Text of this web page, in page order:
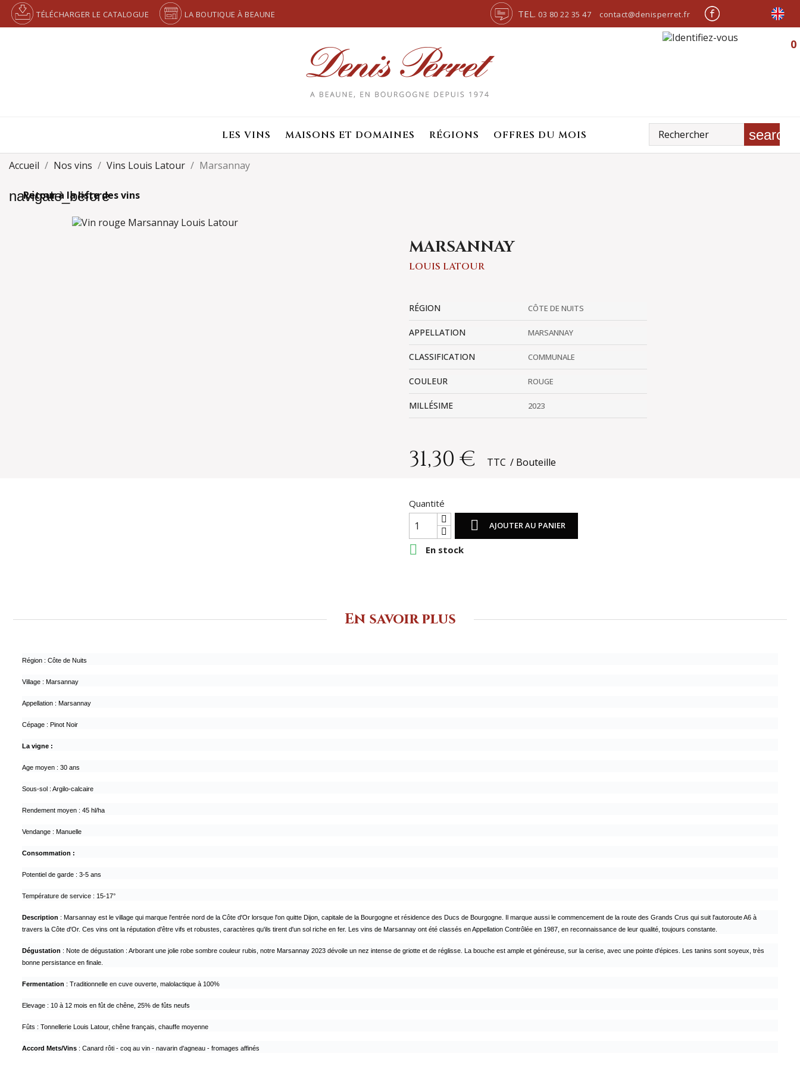
TÉLÉCHARGER LE CATALOGUE LA BOUTIQUE À BEAUNE TEL. 03 80 22 35 47 contact@denisperret.fr
0
LES VINS MAISONS ET DOMAINES RÉGIONS OFFRES DU MOIS search
Accueil Nos vins Vins Louis Latour Marsannay
navigate_before
Retour à la liste des vins
MARSANNAY
LOUIS LATOUR
RÉGION CÔTE DE NUITS
APPELLATION MARSANNAY
CLASSIFICATION COMMUNALE
COULEUR ROUGE
MILLÉSIME 2023
31,30 € TTC Bouteille
Quantité
 AJOUTER AU PANIER
 En stock
En savoir plus
Région : Côte de Nuits
Village : Marsannay
Appellation : Marsannay
Cépage : Pinot Noir
La vigne :
Age moyen : 30 ans
Sous-sol : Argilo-calcaire
Rendement moyen : 45 hl/ha
Vendange : Manuelle
Consommation :
Potentiel de garde : 3-5 ans
Température de service : 15-17°
Description : Marsannay est le village qui marque l'entrée nord de la Côte d'Or lorsque l'on quitte Dijon, capitale de la Bourgogne et résidence des Ducs de Bourgogne. Il marque aussi le commencement de la route des Grands Crus qui suit l'autoroute A6 à
travers la Côte d'Or. Ces vins ont la réputation d'être vifs et robustes, caractères qu'ils tirent d'un sol riche en fer. Les vins de Marsannay ont été classés en Appellation Contrôlée en 1987, en reconnaissance de leur qualité, toujours constante.
Dégustation : Note de dégustation : Arborant une jolie robe sombre couleur rubis, notre Marsannay 2023 dévoile un nez intense de griotte et de réglisse. La bouche est ample et généreuse, sur la cerise, avec une pointe d'épices. Les tanins sont soyeux, très
bonne persistance en finale.
Fermentation : Traditionnelle en cuve ouverte, malolactique à 100%
Elevage : 10 à 12 mois en fût de chêne, 25% de fûts neufs
Fûts : Tonnellerie Louis Latour, chêne français, chauffe moyenne
Accord Mets/Vins : Canard rôti - coq au vin - navarin d'agneau - fromages affinés